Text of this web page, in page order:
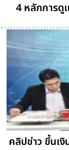
4 หลักการดู
คลิปข่าว ขึ้นเ